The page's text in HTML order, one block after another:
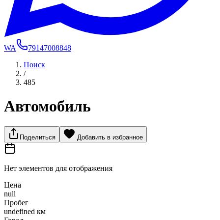
WA
79147008848
Поиск
/
485
Автомобиль
Поделиться Добавить в избранное
Нет элементов для отображения
Цена
null
Пробег
undefined км